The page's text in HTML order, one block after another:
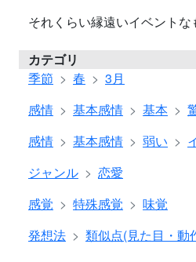
それくらい縁遠いイベントな
カテゴリ
季節
春
3月
感情
基本感情 基本
感情
基本感情 弱い
ジャンル
恋愛
感覚
特殊感覚
味覚
発想法
類似点(見た目・動